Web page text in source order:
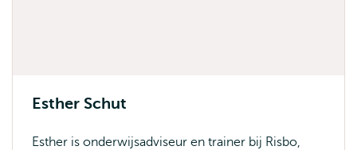
Esther Schut
Esther is onderwijsadviseur en trainer bij Risbo,